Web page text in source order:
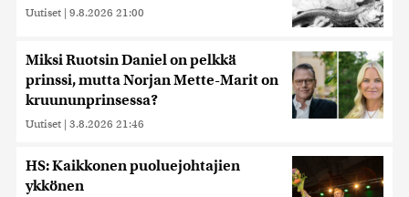
Uutiset | 9.8.2026 21:00
Miksi Ruotsin Daniel on pelkkä
prinssi, mutta Norjan Mette-Marit on
kruununprinsessa?
Uutiset | 3.8.2026 21:46
HS: Kaikkonen puoluejohtajien
ykkönen